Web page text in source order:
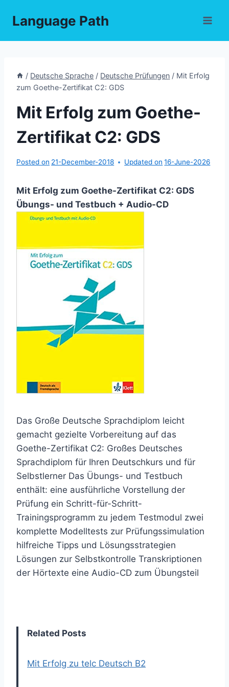
Language Path
/ Deutsche Sprache / Deutsche Prüfungen / Mit Erfolg
zum Goethe-Zertifikat C2: GDS
Mit Erfolg zum Goethe-
Zertifikat C2: GDS
Posted on 21-December-2018 Updated on 16-June-2026
Mit Erfolg zum Goethe-Zertifikat C2: GDS
Übungs- und Testbuch + Audio-CD
Das Große Deutsche Sprachdiplom leicht
gemacht gezielte Vorbereitung auf das
Goethe-Zertifikat C2: Großes Deutsches
Sprachdiplom für Ihren Deutschkurs und für
Selbstlerner Das Übungs- und Testbuch
enthält: eine ausführliche Vorstellung der
Prüfung ein Schritt-für-Schritt-
Trainingsprogramm zu jedem Testmodul zwei
komplette Modelltests zur Prüfungssimulation
hilfreiche Tipps und Lösungsstrategien
Lösungen zur Selbstkontrolle Transkriptionen
der Hörtexte eine Audio-CD zum Übungsteil
Related Posts
Mit Erfolg zu telc Deutsch B2